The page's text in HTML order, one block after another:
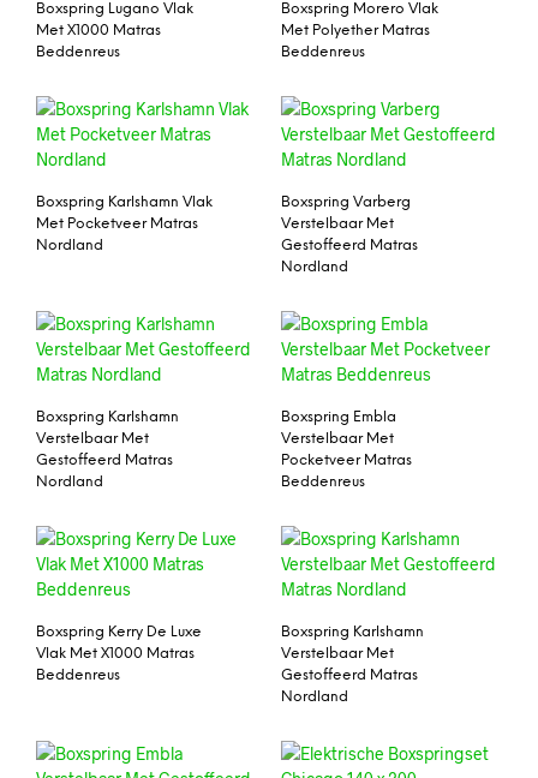
Boxspring Lugano Vlak
Met X1000 Matras
Beddenreus
Boxspring Morero Vlak
Met Polyether Matras
Beddenreus
Boxspring Karlshamn Vlak
Met Pocketveer Matras
Nordland
Boxspring Varberg
Verstelbaar Met
Gestoffeerd Matras
Nordland
Boxspring Karlshamn
Verstelbaar Met
Gestoffeerd Matras
Nordland
Boxspring Embla
Verstelbaar Met
Pocketveer Matras
Beddenreus
Boxspring Kerry De Luxe
Vlak Met X1000 Matras
Beddenreus
Boxspring Karlshamn
Verstelbaar Met
Gestoffeerd Matras
Nordland